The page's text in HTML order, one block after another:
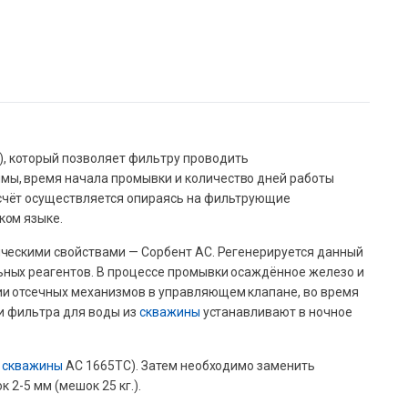
позволяет фильтру проводить
время начала промывки и количество дней работы
осуществляется опираясь на фильтрующие
языке.
свойствами — Сорбент АС. Регенерируется данный
реагентов. В процессе промывки осаждённое железо и
отсечных механизмов в управляющем клапане, во время
фильтра для воды из скважины устанавливают в ночное
скважины АС 1665TC). Затем необходимо заменить
2-5 мм (мешок 25 кг.).